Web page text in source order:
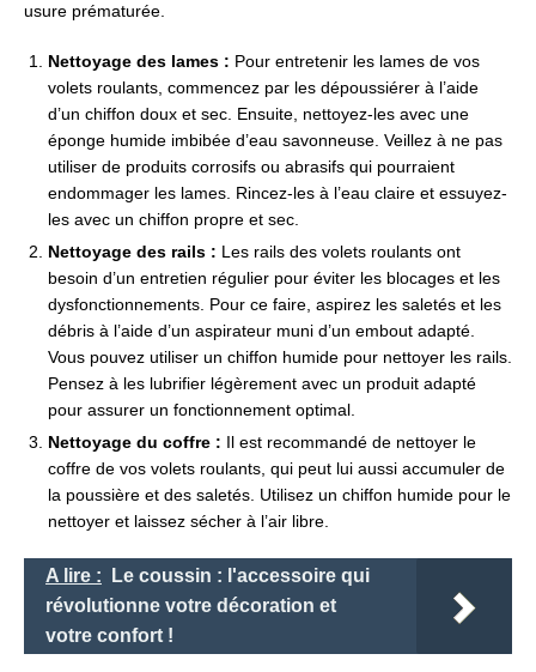
usure prématurée.
Nettoyage des lames : Pour entretenir les lames de vos
volets roulants, commencez par les dépoussiérer à l’aide
d’un chiffon doux et sec. Ensuite, nettoyez-les avec une
éponge humide imbibée d’eau savonneuse. Veillez à ne pas
utiliser de produits corrosifs ou abrasifs qui pourraient
endommager les lames. Rincez-les à l’eau claire et essuyez-
les avec un chiffon propre et sec.
Nettoyage des rails : Les rails des volets roulants ont
besoin d’un entretien régulier pour éviter les blocages et les
dysfonctionnements. Pour ce faire, aspirez les saletés et les
débris à l’aide d’un aspirateur muni d’un embout adapté.
Vous pouvez utiliser un chiffon humide pour nettoyer les rails.
Pensez à les lubrifier légèrement avec un produit adapté
pour assurer un fonctionnement optimal.
Nettoyage du coffre : Il est recommandé de nettoyer le
coffre de vos volets roulants, qui peut lui aussi accumuler de
la poussière et des saletés. Utilisez un chiffon humide pour le
nettoyer et laissez sécher à l’air libre.
A lire :
Le coussin : l'accessoire qui
révolutionne votre décoration et
votre confort !